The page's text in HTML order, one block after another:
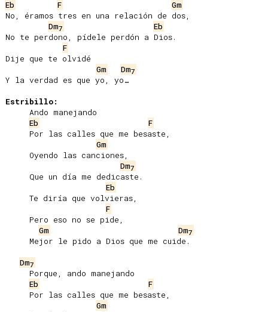
Eb
F
Gm
No, éramos tres en una relación de dos,
Dm7
Eb
No te perdono, pídele perdón a Dios.
F
Dije que te olvidé
Gm
Dm7
Y la verdad es que yo, yo…
Estribillo:
Eb
F
Gm
Dm7
Eb
F
Gm
Dm7
Dm7
Eb
F
Gm